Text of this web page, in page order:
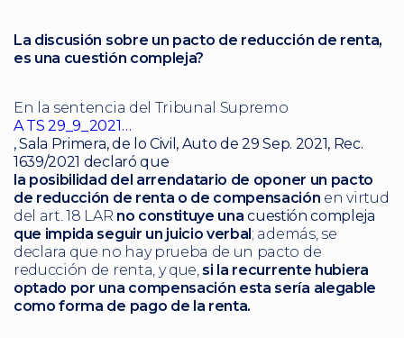
La discusión sobre un pacto de reducción de renta,
es una cuestión compleja?
En la sentencia del Tribunal Supremo
A TS 29_9_2021…
, Sala Primera, de lo Civil, Auto de 29 Sep. 2021, Rec.
1639/2021 declaró que
la posibilidad del arrendatario de oponer un pacto
de reducción de renta o de compensación en virtud
del art. 18 LAR no constituye unacuestión compleja
que impida seguir un juicio verbal; además, se
declara que no hay prueba de un pacto de
reducción de renta, y que, si la recurrente hubiera
optado por una compensación esta sería alegable
como forma de pago de la renta.